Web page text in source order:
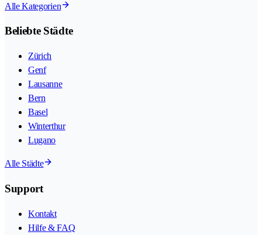
Alle Kategorien
Beliebte Städte
Zürich
Genf
Lausanne
Bern
Basel
Winterthur
Lugano
Alle Städte
Support
Kontakt
Hilfe & FAQ